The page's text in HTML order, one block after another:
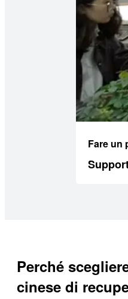
Fare un
Perché
cinese di